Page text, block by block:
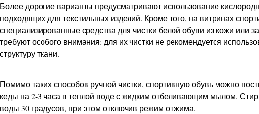
Более дорогие варианты предусматривают использование
подходящих для текстильных изделий. Кроме того, на витринах
специализированные средства для чистки белой обуви из кожи или
требуют особого внимания: для их чистки не рекомендуется
структуру ткани.
Помимо таких способов ручной чистки, спортивную обувь можно
кеды на 2-3 часа в теплой воде с жидким отбеливающим мылом.
воды 30 градусов, при этом отключив режим отжима.